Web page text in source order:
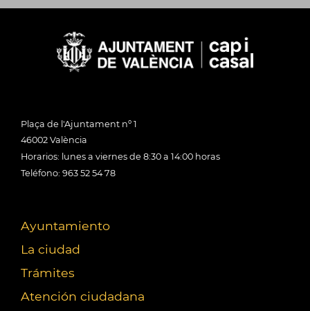
Plaça de l'Ajuntament nº 1
46002 València
Horarios: lunes a viernes de 8:30 a 14:00 horas
Teléfono: 963 52 54 78
Ayuntamiento
La ciudad
Trámites
Atención ciudadana